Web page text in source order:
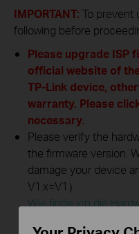
IMPORTANT: To prevent
following before
Please upgrade ISP
official website of
TP-Link device,
warranty. Please
necessary.
Please verify the
the firmware version.
damage your device
V1.x=V1）
Wie finde ich die